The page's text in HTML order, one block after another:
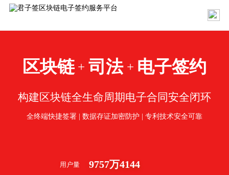
区块链 + 司法 + 电子签约
构建区块链全生命周期电子合同安全闭环
全终端快捷签署 | 数据存证加密防护 | 专利技术安全可靠
用户量 9757万4144